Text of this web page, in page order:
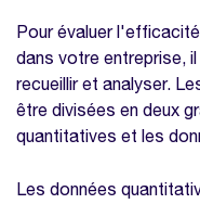
Réaliser
évaluer la
dans la
Pour évaluer
dans votre entreprise,
recueillir et analyser.
être divisées en deux
quantitatives et les
Les données